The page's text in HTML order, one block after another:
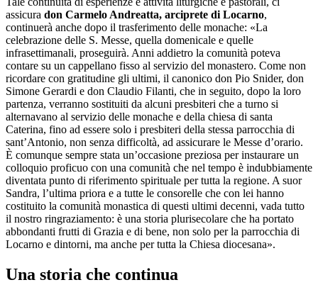
assicura don Carmelo Andreatta, arciprete di Locarno,
continuerà anche dopo il trasferimento delle monache: «La
celebrazione delle S. Messe, quella domenicale e quelle
infrasettimanali, proseguirà. Anni addietro la comunità poteva
contare su un cappellano fisso al servizio del monastero. Come non
ricordare con gratitudine gli ultimi, il canonico don Pio Snider, don
Simone Gerardi e don Claudio Filanti, che in seguito, dopo la loro
partenza, verranno sostituiti da alcuni presbiteri che a turno si
alternavano al servizio delle monache e della chiesa di santa
Caterina, fino ad essere solo i presbiteri della stessa parrocchia di
sant’Antonio, non senza difficoltà, ad assicurare le Messe d’orario.
È comunque sempre stata un’occasione preziosa per instaurare un
colloquio proficuo con una comunità che nel tempo è indubbiamente
diventata punto di riferimento spirituale per tutta la regione. A suor
Sandra, l’ultima priora e a tutte le consorelle che con lei hanno
costituito la comunità monastica di questi ultimi decenni, vada tutto
il nostro ringraziamento: è una storia plurisecolare che ha portato
abbondanti frutti di Grazia e di bene, non solo per la parrocchia di
Locarno e dintorni, ma anche per tutta la Chiesa diocesana».
Una storia che continua